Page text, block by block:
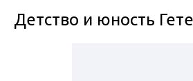
Детство и юность Гете